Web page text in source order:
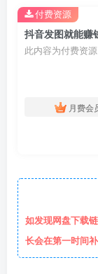
抖音发图就能赚
此内容为付费资
月费会
付费资源
如发现网盘下载
长会在第一时间